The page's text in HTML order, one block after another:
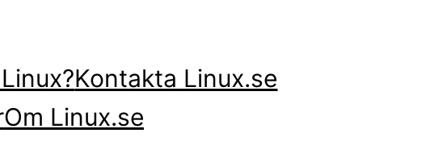
Kontakta Linux.se
Om Linux.se